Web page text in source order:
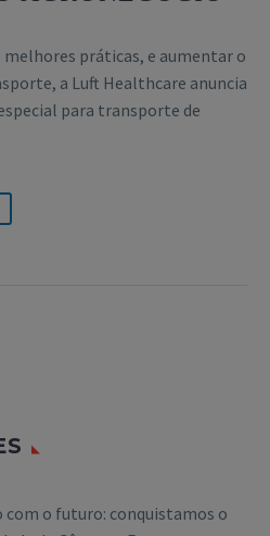
melhores práticas, e aumentar o
a Luft Healthcare anuncia
para transporte de
com o futuro: conquistamos o